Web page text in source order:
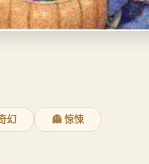
幻 👻 惊悚